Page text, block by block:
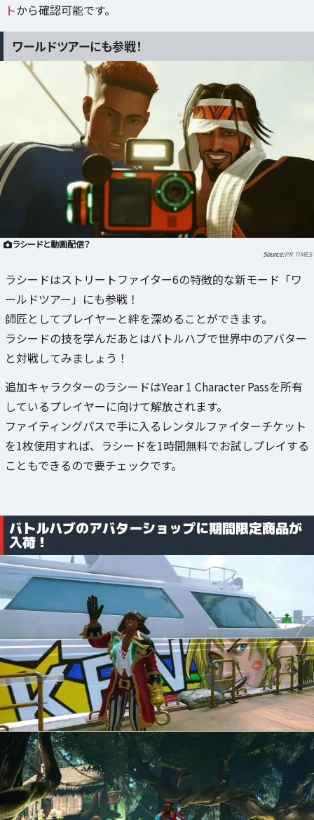
トから確認可能です。
ワールドツアーにも参戦！
ラシードと動画配信？
PR TIMES
ラシードはストリートファイター6の特徴的な新モード「ワ
ールドツアー」にも参戦！
師匠としてプレイヤーと絆を深めることができます。
ラシードの技を学んだあとはバトルハブで世界中のアバター
と対戦してみましょう！
追加キャラクターのラシードはYear 1 Character Passを所有
しているプレイヤーに向けて解放されます。
ファイティングパスで手に入るレンタルファイターチケット
を1枚使用すれば、ラシードを1時間無料でお試しプレイする
こともできるので要チェックです。
バトルハブのアバターショップに期間限定商品が
入荷！